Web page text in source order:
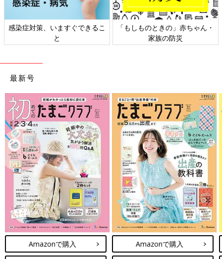
症対策、いますぐできるこ
「もしものときの」赤ちゃん・
家族の防災
日
最新号
Amazonで購入 Amazonで購入